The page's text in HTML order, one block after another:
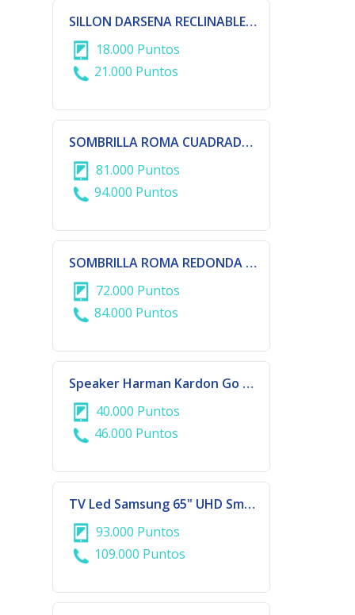
SILLON DARSENA RECLINABLE Y PLEGABLE
18.000 Puntos
21.000 Puntos
SOMBRILLA ROMA CUADRADA DE 3X3 METROS
81.000 Puntos
94.000 Puntos
SOMBRILLA ROMA REDONDA DE 3 METROS DE DIAMETRO
72.000 Puntos
84.000 Puntos
Speaker Harman Kardon Go + Play 3 Bluetooth
40.000 Puntos
46.000 Puntos
TV Led Samsung 65" UHD Smart
93.000 Puntos
109.000 Puntos